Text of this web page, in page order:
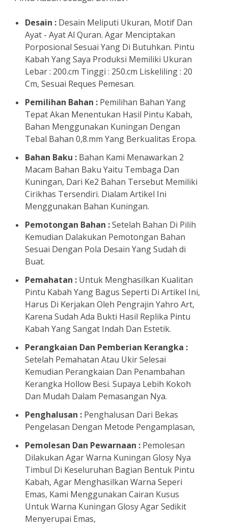
Desain : Desain Meliputi Ukuran, Motif Dan
Ayat - Ayat Al Quran. Agar Menciptakan
Porposional Sesuai Yang Di Butuhkan. Pintu
Kabah Yang Saya Produksi Memiliki Ukuran
Lebar : 200.cm Tinggi : 250.cm Liskeliling : 20
Cm, Sesuai Reques Pemesan.
Pemilihan Bahan : Pemilihan Bahan Yang
Tepat Akan Menentukan Hasil Pintu Kabah,
Bahan Menggunakan Kuningan Dengan
Tebal Bahan 0,8.mm Yang Berkualitas Eropa.
Bahan Baku : Bahan Kami Menawarkan 2
Macam Bahan Baku Yaitu Tembaga Dan
Kuningan, Dari Ke2 Bahan Tersebut Memiliki
Cirikhas Tersendiri. Dialam Artikel Ini
Menggunakan Bahan Kuningan.
Pemotongan Bahan :Setelah Bahan Di Pilih
Kemudian Dalakukan Pemotongan Bahan
Sesuai Dengan Pola Desain Yang Sudah di
Buat.
Pemahatan : Untuk Menghasilkan Kualitan
Pintu Kabah Yang Bagus Seperti Di Artikel Ini,
Harus Di Kerjakan Oleh Pengrajin Yahro Art,
Karena Sudah Ada Bukti Hasil Replika Pintu
Kabah Yang Sangat Indah Dan Estetik.
Perangkaian Dan Pemberian Kerangka :
Setelah Pemahatan Atau Ukir Selesai
Kemudian Perangkaian Dan Penambahan
Kerangka Hollow Besi. Supaya Lebih Kokoh
Dan Mudah Dalam Pemasangan Nya.
Penghalusan : Penghalusan Dari Bekas
Pengelasan Dengan Metode Pengamplasan,
Pemolesan Dan Pewarnaan : Pemolesan
Dilakukan Agar Warna Kuningan Glosy Nya
Timbul Di Keseluruhan Bagian Bentuk Pintu
Kabah, Agar Menghasilkan Warna Seperi
Emas, Kami Menggunakan Cairan Kusus
Untuk Warna Kuningan Glosy Agar Sedikit
Menyerupai Emas,